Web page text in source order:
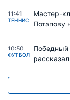
11:41
ТЕННИС
Мастер-
Потапову
10:50
ФУТБОЛ
Победный